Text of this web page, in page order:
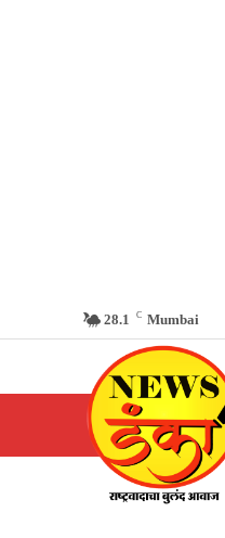
28.1 C Mumbai